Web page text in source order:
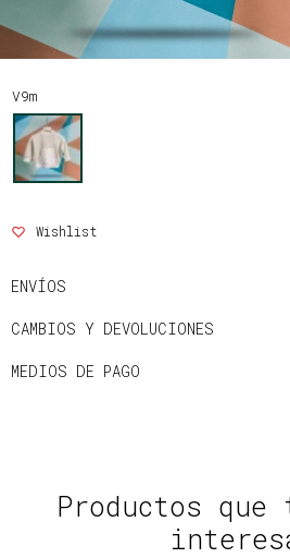
V9m
ENVÍOS
CAMBIOS Y DEVOLUCIONES
MEDIOS DE PAGO
Productos que